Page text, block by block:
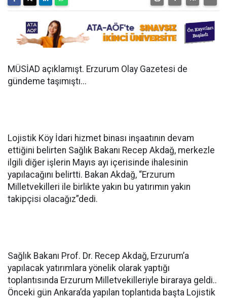
MÜSİAD açıklamışt. Erzurum Olay Gazetesi de
gündeme taşımıştı...
Lojistik Köy İdari hizmet binası inşaatının devam
ettiğini belirten Sağlık Bakanı Recep Akdağ, merkezle
ilgili diğer işlerin Mayıs ayı içerisinde ihalesinin
yapılacağını belirtti. Bakan Akdağ, “Erzurum
Milletvekilleri ile birlikte yakın bu yatırımın yakın
takipçisi olacağız”dedi.
Sağlık Bakanı Prof. Dr. Recep Akdağ, Erzurum’a
yapılacak yatırımlara yönelik olarak yaptığı
toplantısında Erzurum Milletvekilleriyle biraraya geldi..
Önceki gün Ankara’da yapılan toplantıda başta Lojistik